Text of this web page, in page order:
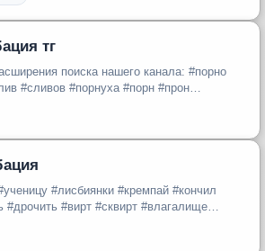
тг
поиска нашего канала: #порно
#сливов #порнуха #порн #прон
#лисбиянки #кремпай #кончил
#дрочить #вирт #сквирт #влагалище